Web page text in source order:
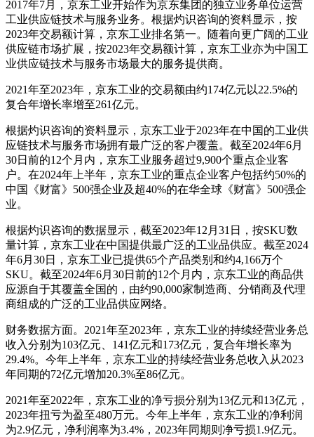
2017年7月，京东工业开始作为京东集团的独立业务单位运营
工业供应链技术与服务业务。根据灼识咨询的资料显示，按
2023年交易额计算，京东工业排名第一。随着向更广阔的工业
供应链市场扩展，按2023年交易额计算，京东工业亦为中国工
业供应链技术与服务市场最大的服务提供商。
2021年至2023年，京东工业的交易额由约174亿元以22.5%的
复合年增长率增至261亿元。
根据灼识咨询的资料显示，京东工业于2023年在中国的工业供
应链技术与服务市场拥有最广泛的客户覆盖。截至2024年6月
30日前的12个月内，京东工业服务超过9,900个重点企业客
户。在2024年上半年，京东工业的重点企业客户包括约50%的
中国《财富》500强企业及超40%的在华全球《财富》500强企
业。
根据灼识咨询的数据显示，截至2023年12月31日，按SKU数
量计算，京东工业在中国提供最广泛的工业品供应。截至2024
年6月30日，京东工业已提供65个产品类别和约4,166万个
SKU。截至2024年6月30日前的12个月内，京东工业的商品供
应源自于其覆盖全国的，由约90,000家制造商、分销商及代理
商组成的广泛的工业品供应网络。
财务数据方面。2021年至2023年，京东工业的持续经营业务总
收入分别为103亿元、141亿元和173亿元，复合年增长率为
29.4%。今年上半年，京东工业的持续经营业务总收入从2023
年同期的72亿元增加20.3%至86亿元。
2021年至2022年，京东工业的净亏损分别为13亿元和13亿元，
2023年扭亏为盈至480万元。今年上半年，京东工业的净利润
为2.9亿元，净利润率为3.4%，2023年同期则净亏损1.9亿元。